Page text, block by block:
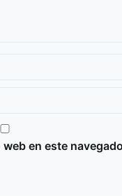
en este